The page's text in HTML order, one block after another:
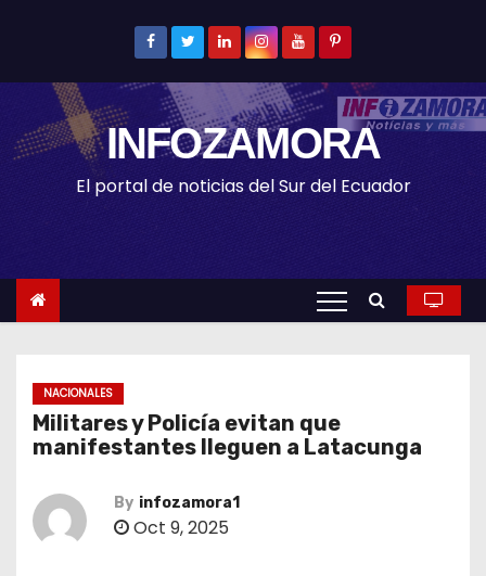
t
e
INFOZAMORA
El portal de noticias del Sur del Ecuador
NACIONALES
Militares y Policía evitan que
manifestantes lleguen a Latacunga
By infozamora1
Oct 9, 2025